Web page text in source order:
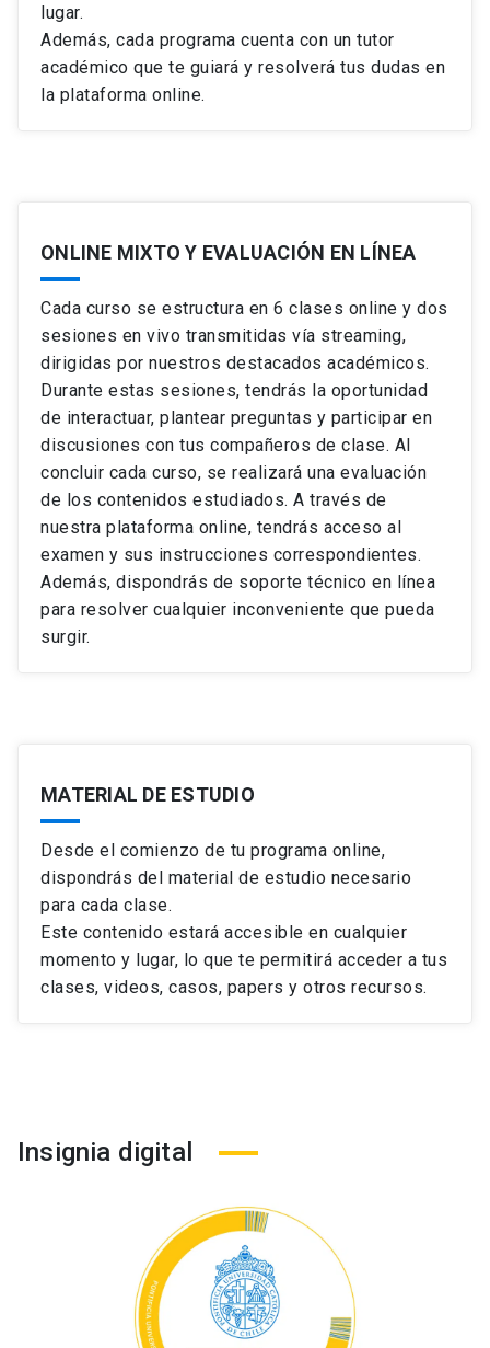
lugar.
Además, cada programa cuenta con un tutor
académico que te guiará y resolverá tus dudas en
la plataforma online.
ONLINE MIXTO Y EVALUACIÓN EN LÍNEA
Cada curso se estructura en 6 clases online y dos
sesiones en vivo transmitidas vía streaming,
dirigidas por nuestros destacados académicos.
Durante estas sesiones, tendrás la oportunidad
de interactuar, plantear preguntas y participar en
discusiones con tus compañeros de clase. Al
concluir cada curso, se realizará una evaluación
de los contenidos estudiados. A través de
nuestra plataforma online, tendrás acceso al
examen y sus instrucciones correspondientes.
Además, dispondrás de soporte técnico en línea
para resolver cualquier inconveniente que pueda
surgir.
MATERIAL DE ESTUDIO
Desde el comienzo de tu programa online,
dispondrás del material de estudio necesario
para cada clase.
Este contenido estará accesible en cualquier
momento y lugar, lo que te permitirá acceder a tus
clases, videos, casos, papers y otros recursos.
Insignia digital